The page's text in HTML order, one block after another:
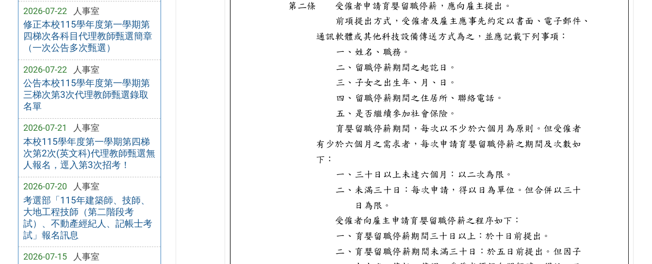
2026-07-22 人事室
修正本校115學年度第一學期第
四梯次各科目代理教師甄選簡章
（一次公告多次甄選）
2026-07-22 人事室
公告本校115學年度第一學期第
三梯次第3次代理教師甄選錄取
名單
2026-07-21 人事室
本校115學年度第一學期第四梯
次第2次(英文科)代理教師甄選無
人報名，逕入第3次招考！
2026-07-20 人事室
考選部「115年建築師、技師、
大地工程技師（第二階段考
試）、不動產經紀人、記帳士考
試」報名訊息
2026-07-15 人事室